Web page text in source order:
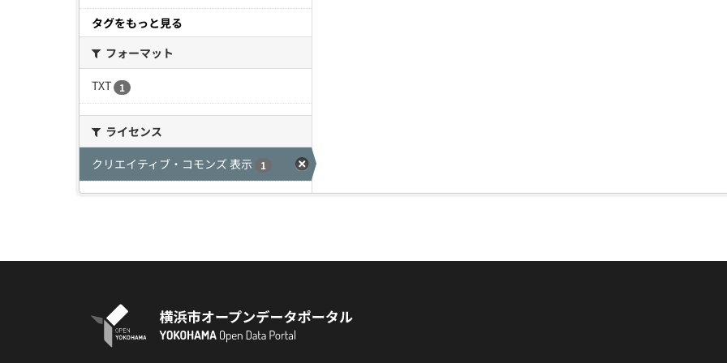
タグをもっと見る
フォーマット
TXT
1
ライセンス
クリエイティブ・コモンズ 表示
1